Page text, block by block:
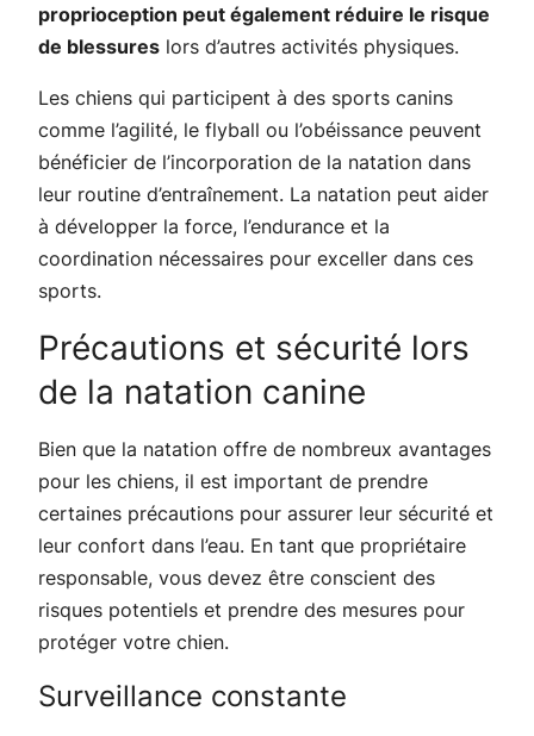
proprioception peut également réduire le risque
de blessures lors d’autres activités physiques.
Les chiens qui participent à des sports canins
comme l’agilité, le flyball ou l’obéissance peuvent
bénéficier de l’incorporation de la natation dans
leur routine d’entraînement. La natation peut aider
à développer la force, l’endurance et la
coordination nécessaires pour exceller dans ces
sports.
Précautions et sécurité lors
de la natation canine
Bien que la natation offre de nombreux avantages
pour les chiens, il est important de prendre
certaines précautions pour assurer leur sécurité et
leur confort dans l’eau. En tant que propriétaire
responsable, vous devez être conscient des
risques potentiels et prendre des mesures pour
protéger votre chien.
Surveillance constante